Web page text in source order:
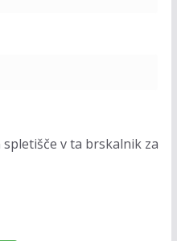
v ta brskalnik za